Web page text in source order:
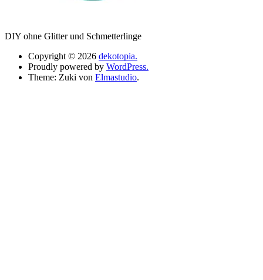
DIY ohne Glitter und Schmetterlinge
Copyright © 2026 dekotopia.
Proudly powered by WordPress.
Theme: Zuki von Elmastudio.